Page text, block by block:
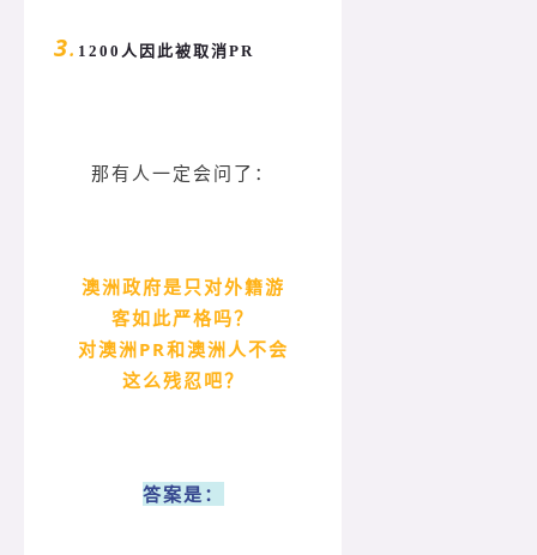
3. 1200人因此被取消PR
那有人一定会问了：
澳洲政府是只对外籍游
客如此严格吗？
对澳洲PR和澳洲人不会
这么残忍吧？
答案是：